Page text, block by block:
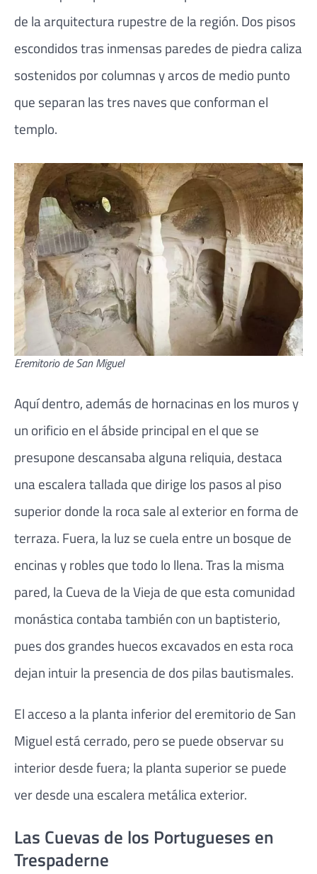
de la arquitectura rupestre de la región. Dos pisos
escondidos tras inmensas paredes de piedra caliza
sostenidos por columnas y arcos de medio punto
que separan las tres naves que conforman el
templo.
Eremitorio de San Miguel
Aquí dentro, además de hornacinas en los muros y
un orificio en el ábside principal en el que se
presupone descansaba alguna reliquia, destaca
una escalera tallada que dirige los pasos al piso
superior donde la roca sale al exterior en forma de
terraza. Fuera, la luz se cuela entre un bosque de
encinas y robles que todo lo llena. Tras la misma
pared, la Cueva de la Vieja de que esta comunidad
monástica contaba también con un baptisterio,
pues dos grandes huecos excavados en esta roca
dejan intuir la presencia de dos pilas bautismales.
El acceso a la planta inferior del eremitorio de San
Miguel está cerrado, pero se puede observar su
interior desde fuera; la planta superior se puede
ver desde una escalera metálica exterior.
Las Cuevas de los Portugueses en
Trespaderne